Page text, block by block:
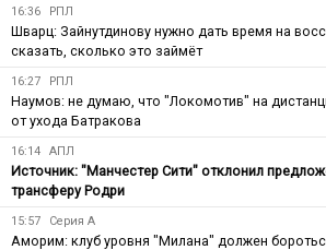
16:36 РПЛ
Шварц: Зайнутдинову нужно дать время на
сказать, сколько это займёт
16:27 РПЛ
Наумов: не думаю, что "Локомотив" на
от ухода Батракова
16:14 АПЛ
Источник: "Манчестер Сити" отклонил
трансферу Родри
15:57 Серия А
Аморим: клуб уровня "Милана" должен